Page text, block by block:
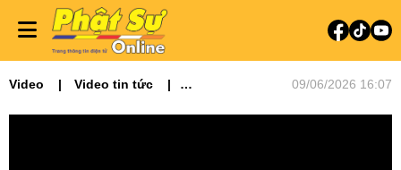
Video
Video tin tức
09/06/2026 16:07